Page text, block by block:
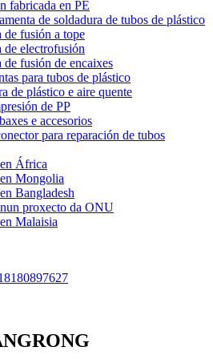
fabricada en PE
de soldadura de tubos de plástico
de fusión a tope
de electrofusión
de fusión de encaixes
para tubos de plástico
de plástico e aire quente
de PP
e accesorios
para reparación de tubos
África
Mongolia
Bangladesh
proxecto da ONU
Malaisia